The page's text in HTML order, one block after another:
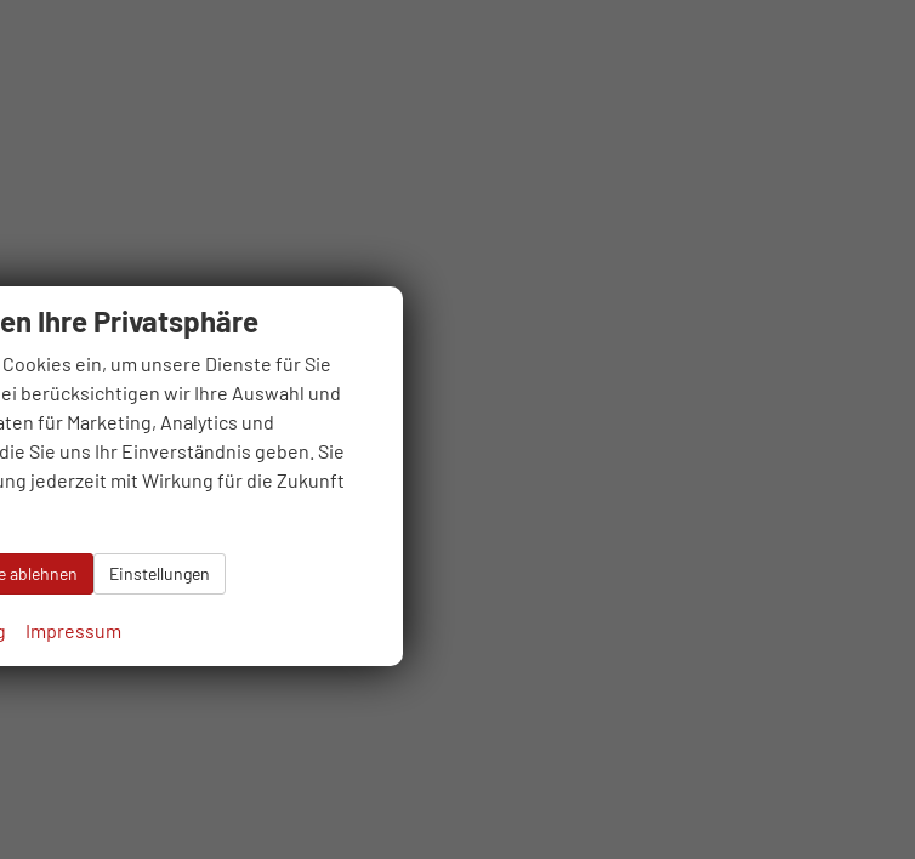
Ihre Privatsphäre
ein, um unsere Dienste für Sie
berücksichtigen wir Ihre Auswahl und
für Marketing, Analytics und
Sie uns Ihr Einverständnis geben. Sie
jederzeit mit Wirkung für die Zukunft
ablehnen Einstellungen
Impressum